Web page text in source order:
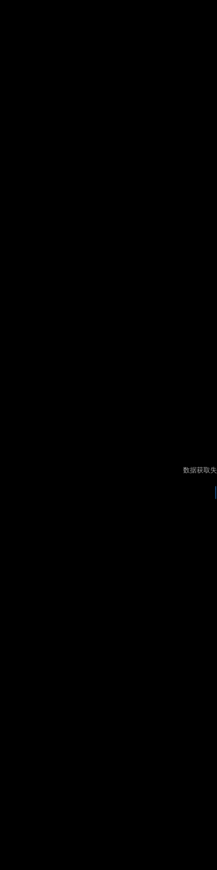
数据获取